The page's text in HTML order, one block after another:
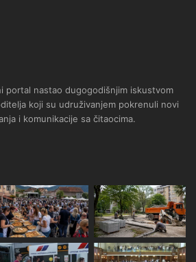
portal nastao dugogodišnjim iskustvom
koji su udruživanjem pokrenuli novi
i komunikacije sa čitaocima.